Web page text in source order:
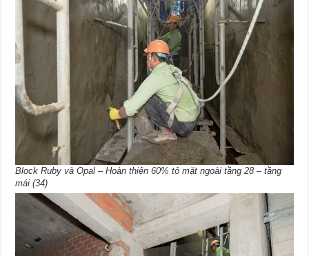
Block Ruby và Opal – Hoàn thiện 60% tô mặt ngoài tầng 28 – tầng
mái (34)